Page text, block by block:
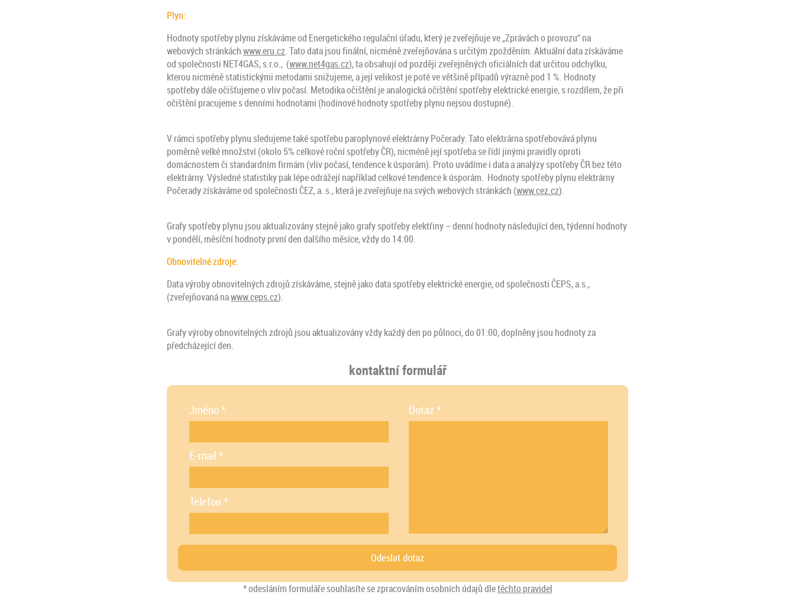
Plyn:
Hodnoty spotřeby plynu získáváme od Energetického regulační úřadu, který je zveřejňuje ve „Zprávách o provozu“ na
webových stránkáchwww.eru.cz. Tato data jsou finální, nicméně zveřejňována s určitým zpožděním. Aktuální data získáváme
od společnosti NET4GAS, s.r.o., (www.net4gas.cz), ta obsahují od později zveřejněných oficiálních dat určitou odchylku,
kterou nicméně statistickými metodami snižujeme, a její velikost je poté ve většině případů výrazně pod 1 %. Hodnoty
spotřeby dále očišťujeme o vliv počasí. Metodika očištění je analogická očištění spotřeby elektrické energie, s rozdílem, že při
očištění pracujeme s denními hodnotami (hodinové hodnoty spotřeby plynu nejsou dostupné).
V rámci spotřeby plynu sledujeme také spotřebu paroplynové elektrárny Počerady. Tato elektrárna spotřebovává plynu
poměrně velké množství (okolo 5% celkové roční spotřeby ČR), nicméně její spotřeba se řídí jinými pravidly oproti
domácnostem či standardním firmám (vliv počasí, tendence k úsporám). Proto uvádíme i data a analýzy spotřeby ČR bez této
elektrárny. Výsledné statistiky pak lépe odrážejí například celkové tendence k úsporám. Hodnoty spotřeby plynu elektrárny
Počerady získáváme od společnosti ČEZ, a. s., která je zveřejňuje na svých webových stránkách (www.cez.cz).
Grafy spotřeby plynu jsou aktualizovány stejně jako grafy spotřeby elektřiny – denní hodnoty následující den, týdenní hodnoty
v pondělí, měsíční hodnoty první den dalšího měsíce, vždy do 14:00.
Obnovitelné zdroje:
Data výroby obnovitelných zdrojů získáváme, stejně jako data spotřeby elektrické energie, od společnosti ČEPS, a.s.,
(zveřejňovaná nawww.ceps.cz).
Grafy výroby obnovitelných zdrojů jsou aktualizovány vždy každý den po půlnoci, do 01:00, doplněny jsou hodnoty za
předcházející den.
kontaktní formulář
Jméno*
E-mail*
Telefon*
Dotaz*
* odesláním formuláře souhlasíte se zpracováním osobních údajů dletěchto pravidel